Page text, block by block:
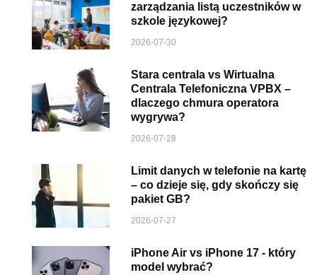
zarządzania listą uczestników w
szkole językowej?
2026-07-30
Stara centrala vs Wirtualna
Centrala Telefoniczna VPBX –
dlaczego chmura operatora
wygrywa?
2026-07-28
Limit danych w telefonie na kartę
– co dzieje się, gdy skończy się
pakiet GB?
2026-07-27
iPhone Air vs iPhone 17 - który
model wybrać?